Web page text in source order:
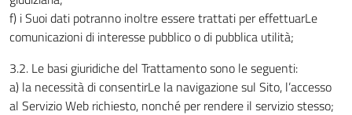
f) i Suoi dati potranno inoltre essere trattati per effettuarLe
comunicazioni di interesse pubblico o di pubblica utilità;
3.2. Le basi giuridiche del Trattamento sono le seguenti:
a) la necessità di consentirLe la navigazione sul Sito, l’accesso
al Servizio Web richiesto, nonché per rendere il servizio stesso;